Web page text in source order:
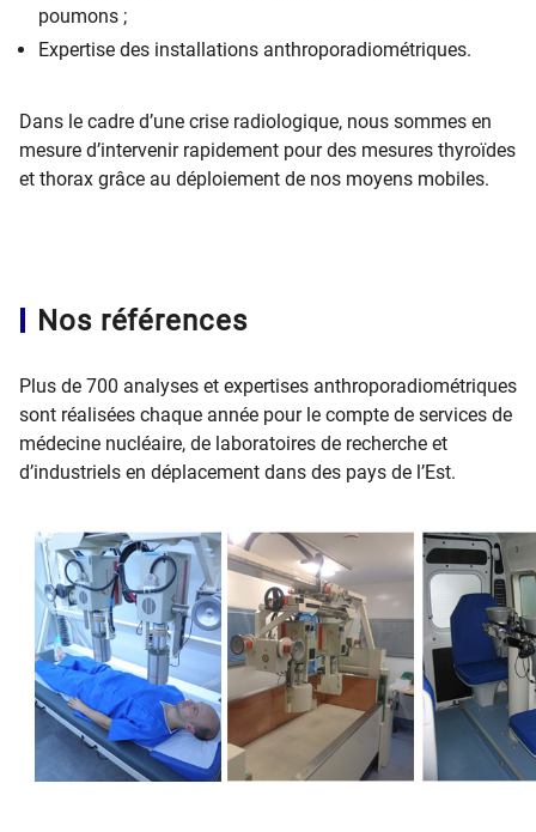
poumons ;
Expertise des installations anthroporadiométriques.
Dans le cadre d’une crise radiologique, nous sommes en
mesure d’intervenir rapidement pour des mesures thyroïdes
et thorax grâce au déploiement de nos moyens mobiles.
Nos références
Plus de 700 analyses et expertises anthroporadiométriques
sont réalisées chaque année pour le compte de services de
médecine nucléaire, de laboratoires de recherche et
d’industriels en déplacement dans des pays de l’Est.